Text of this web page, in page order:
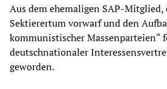
Aus dem ehemaligen SAP-
Sektierertum vorwarf und den
kommunistischer Massenparteien“
deutschnationaler
geworden.